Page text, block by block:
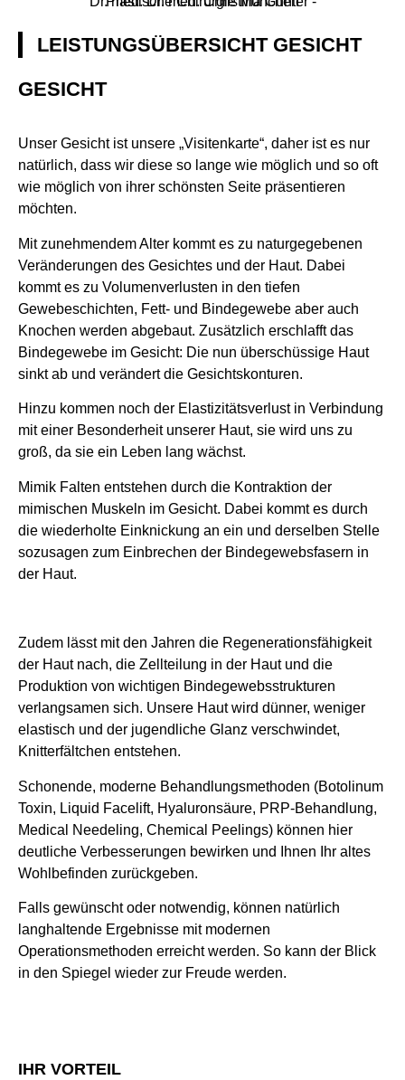
LEISTUNGSÜBERSICHT GESICHT
GESICHT
Unser Gesicht ist unsere „Visitenkarte“, daher ist es nur
natürlich, dass wir diese so lange wie möglich und so oft
wie möglich von ihrer schönsten Seite präsentieren
möchten.
Mit zunehmendem Alter kommt es zu naturgegebenen
Veränderungen des Gesichtes und der Haut. Dabei
kommt es zu Volumenverlusten in den tiefen
Gewebeschichten, Fett- und Bindegewebe aber auch
Knochen werden abgebaut. Zusätzlich erschlafft das
Bindegewebe im Gesicht: Die nun überschüssige Haut
sinkt ab und verändert die Gesichtskonturen.
Hinzu kommen noch der Elastizitätsverlust in Verbindung
mit einer Besonderheit unserer Haut, sie wird uns zu
groß, da sie ein Leben lang wächst.
Mimik Falten entstehen durch die Kontraktion der
mimischen Muskeln im Gesicht. Dabei kommt es durch
die wiederholte Einknickung an ein und derselben Stelle
sozusagen zum Einbrechen der Bindegewebsfasern in
der Haut.
Zudem lässt mit den Jahren die Regenerationsfähigkeit
der Haut nach, die Zellteilung in der Haut und die
Produktion von wichtigen Bindegewebsstrukturen
verlangsamen sich. Unsere Haut wird dünner, weniger
elastisch und der jugendliche Glanz verschwindet,
Knitterfältchen entstehen.
Schonende, moderne Behandlungsmethoden (Botolinum
Toxin, Liquid Facelift, Hyaluronsäure, PRP-Behandlung,
Medical Needeling, Chemical Peelings) können hier
deutliche Verbesserungen bewirken und Ihnen Ihr altes
Wohlbefinden zurückgeben.
Falls gewünscht oder notwendig, können natürlich
langhaltende Ergebnisse mit modernen
Operationsmethoden erreicht werden. So kann der Blick
in den Spiegel wieder zur Freude werden.
IHR VORTEIL